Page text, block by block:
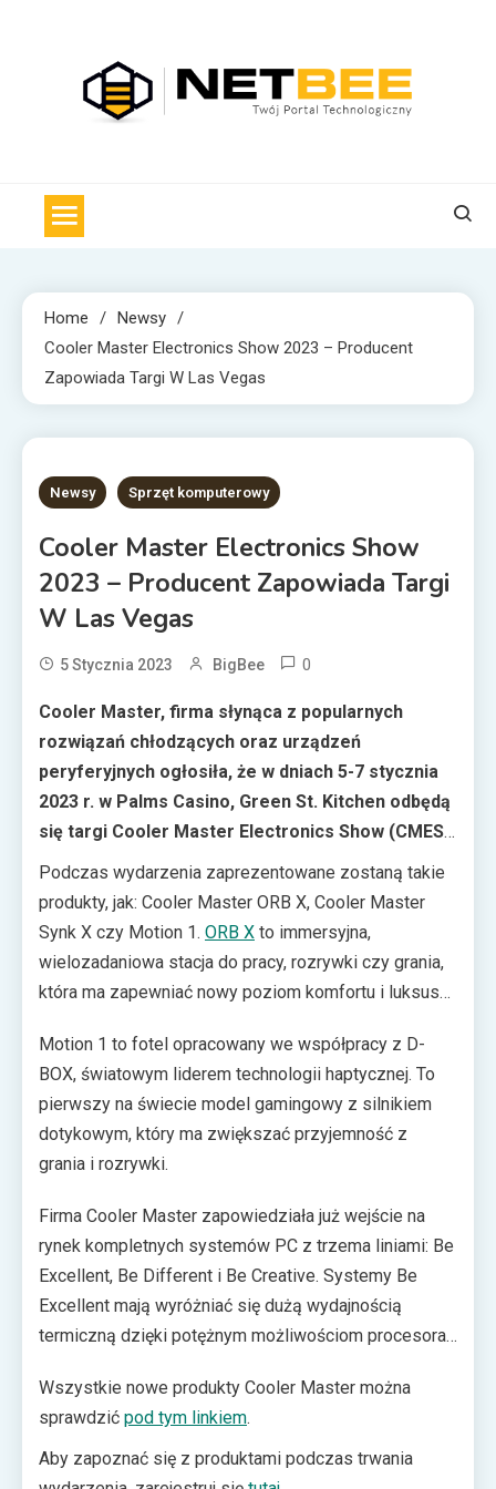
Home
Newsy
Cooler Master Electronics Show 2023 – Producent
Zapowiada Targi W Las Vegas
1 MIN READ
Newsy Sprzęt komputerowy
Cooler Master Electronics Show
2023 – Producent Zapowiada Targi
W Las Vegas
5 Stycznia 2023 BigBee 0
Cooler Master, firma słynąca z popularnych
rozwiązań chłodzących oraz urządzeń
peryferyjnych ogłosiła, że w dniach 5-7 stycznia
2023 r. w Palms Casino, Green St. Kitchen odbędą
się targi Cooler Master Electronics Show (CMES)
2023. Producent obchodzi właśnie 30-lecie
istnienia, dlatego można spodziewać się
prezentacji nowych produktów oraz całych
ekosystemów.
Podczas wydarzenia zaprezentowane zostaną takie
produkty, jak: Cooler Master ORB X, Cooler Master
Synk X czy Motion 1. ORB X to immersyjna,
wielozadaniowa stacja do pracy, rozrywki czy grania,
która ma zapewniać nowy poziom komfortu i luksusu.
haptyczne, które dzięki wrażeniom dotykowym ma
pozwolić na łatwe zanurzenie się w wirtualnej
rzeczywistości.
Motion 1 to fotel opracowany we współpracy z D-
BOX, światowym liderem technologii haptycznej. To
pierwszy na świecie model gamingowy z silnikiem
dotykowym, który ma zwiększać przyjemność z
grania i rozrywki.
Firma Cooler Master zapowiedziała już wejście na
rynek kompletnych systemów PC z trzema liniami: Be
Excellent, Be Different i Be Creative. Systemy Be
Excellent mają wyróżniać się dużą wydajnością
termiczną dzięki potężnym możliwościom procesora i
modele Shark X, Sneaker X i Mini X, które koncentrują
się na kreatywnym i indywidualnym podejściu do
produktu. Linia Be Creative rozpocznie się wraz z
wydaniem limitowanej edycji komputera Cosmos
Wszystkie nowe produkty Cooler Master można
sprawdzić pod tym linkiem.
Aby zapoznać się z produktami podczas trwania